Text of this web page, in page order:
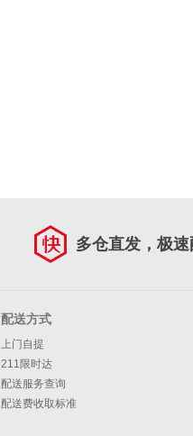
多仓直发，极
配送方式
上门自提
211限时达
配送服务查询
配送费收取标准